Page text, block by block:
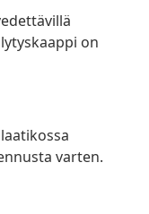
on
varten.